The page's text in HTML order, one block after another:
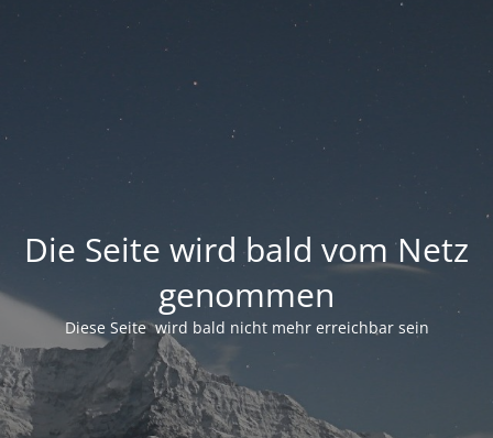
Die Seite wird bald vom Netz
genommen
Diese Seite wird bald nicht mehr erreichbar sein